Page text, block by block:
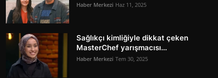
Haber Merkezi Haz 11, 2025
Sağlıkçı kimliğiyle dikkat çeken
MasterChef yarışmacısı...
Haber Merkezi Tem 30, 2025